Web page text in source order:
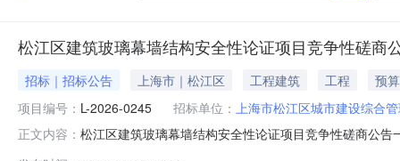
松江区建筑玻璃幕墙结构安全性论证项目竞争性磋商
招标｜招标公告 上海市｜松江区 工程建筑 工程
预
项目编号： L-2026-0245 招标单位： 上海市松江区城市建设综合
正文内容： 松江区建筑玻璃幕墙结构安全性论证项目竞争性磋商公